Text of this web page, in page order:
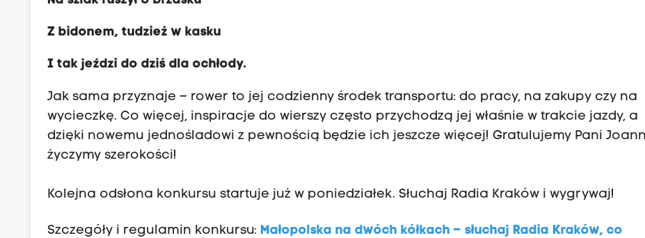
Z bidonem, tudzież w kasku
I tak jeździ do dziś dla ochłody.
Jak sama przyznaje – rower to jej codzienny środek transportu: do pracy, na zakupy czy na
wycieczkę. Co więcej, inspiracje do wierszy często przychodzą jej właśnie w trakcie jazdy, a
dzięki nowemu jednośladowi z pewnością będzie ich jeszcze więcej! Gratulujemy Pani
życzymy szerokości!
Kolejna odsłona konkursu startuje już w poniedziałek. Słuchaj Radia Kraków i wygrywaj!
Szczegóły i regulamin konkursu: Małopolska na dwóch kółkach – słuchaj Radia Kraków, co